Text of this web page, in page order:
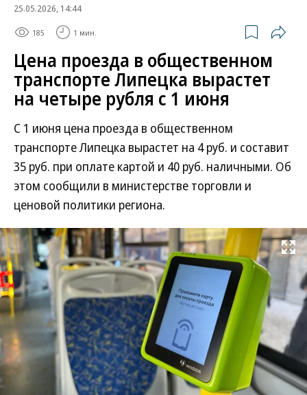
25.05.2026, 14:44
185 1 мин.
Цена проезда в общественном
транспорте Липецка вырастет
на четыре рубля с 1 июня
С 1 июня цена проезда в общественном
транспорте Липецка вырастет на 4 руб. и составит
35 руб. при оплате картой и 40 руб. наличными. Об
этом сообщили в министерстве торговли и
ценовой политики региона.
Развернуть